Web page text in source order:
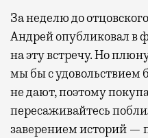
За неделю до
Андрей опубликовал в
на эту встречу. Но
мы бы с удовольствием
не дают, поэтому
пересаживайтесь
заверением историй —